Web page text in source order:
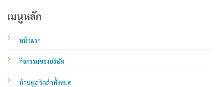
เมนูหลัก
หน้าแรก
กิจกรรมของบริษัท
บ้านพูลวิลล่าทั้งหมด